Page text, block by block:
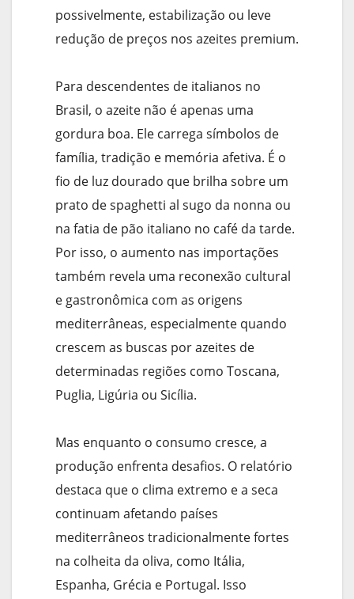
possivelmente, estabilização ou leve
redução de preços nos azeites premium.
Para descendentes de italianos no
Brasil, o azeite não é apenas uma
gordura boa. Ele carrega símbolos de
família, tradição e memória afetiva. É o
fio de luz dourado que brilha sobre um
prato de spaghetti al sugo da nonna ou
na fatia de pão italiano no café da tarde.
Por isso, o aumento nas importações
também revela uma reconexão cultural
e gastronômica com as origens
mediterrâneas, especialmente quando
crescem as buscas por azeites de
determinadas regiões como Toscana,
Puglia, Ligúria ou Sicília.
Mas enquanto o consumo cresce, a
produção enfrenta desafios. O relatório
destaca que o clima extremo e a seca
continuam afetando países
mediterrâneos tradicionalmente fortes
na colheita da oliva, como Itália,
Espanha, Grécia e Portugal. Isso